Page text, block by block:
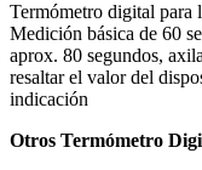
Termómetro digital para
Medición básica de 60
aprox. 80 segundos,
resaltar el valor del
indicación
Otros Termómetro